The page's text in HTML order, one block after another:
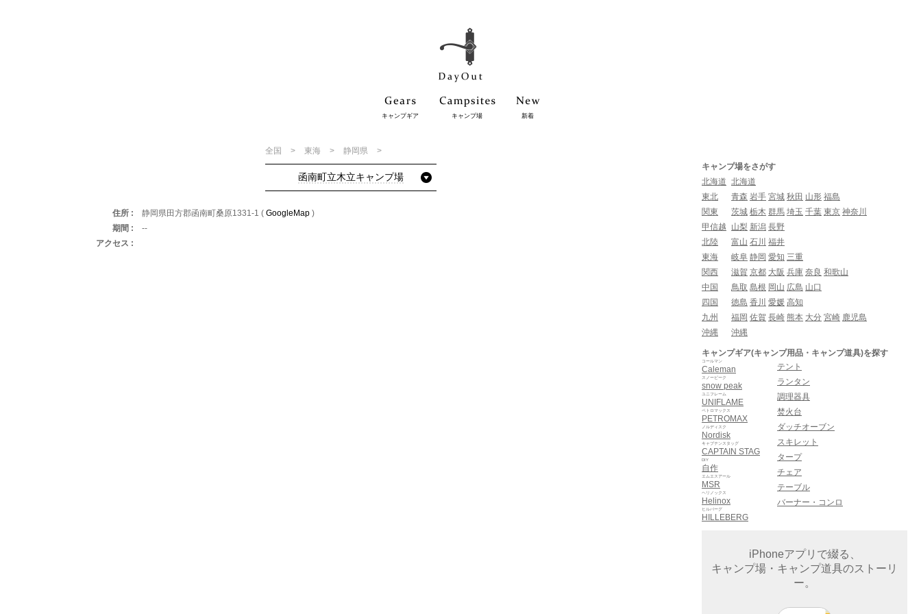
キャンプギア キャンプ場 新着
全国 東海 静岡県
函南町立木立キャンプ場
住所 静岡県田方郡函南町桑原1331-1 ( GoogleMap )
期間
--
アクセス
キャンプ場をさがす
北海道 北海道
東北
青森 岩手 宮城 秋田 山形 福島
関東
茨城 栃木 群馬 埼玉 千葉 東京 神奈川
甲信越
山梨 新潟 長野
北陸
富山 石川 福井
東海
岐阜 静岡 愛知 三重
関西
滋賀 京都 大阪 兵庫 奈良 和歌山
中国
鳥取 島根 岡山 広島 山口
四国
徳島 香川 愛媛 高知
九州
福岡 佐賀 長崎 熊本 大分 宮崎 鹿児島
沖縄
沖縄
キャンプギア(キャンプ用品・キャンプ道具)を探す
Caleman
コールマン
snow peak
スノーピーク
UNIFLAME
ユニフレーム
PETROMAX
ペトロマックス
Nordisk
ノルディスク
CAPTAIN STAG
キャプテンスタッグ
自作
DIY
MSR
エムエスアール
Helinox
ヘリノックス
HILLEBERG
ヒルバーグ
テント
ランタン
調理器具
焚火台
ダッチオーブン
スキレット
タープ
チェア
テーブル
バーナー・コンロ
iPhoneアプリで綴る、
キャンプ場・キャンプ道具のストーリ
ー。